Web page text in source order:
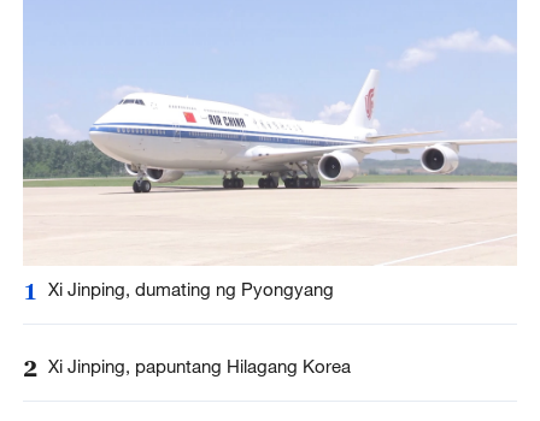
1 Xi Jinping, dumating ng Pyongyang
2 Xi Jinping, papuntang Hilagang Korea